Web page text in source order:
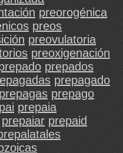
preorogénica
preos
preovulatoria
preoxigenación
prepados
prepagado
prepagas prepago
prepaia
prepaiar prepaid